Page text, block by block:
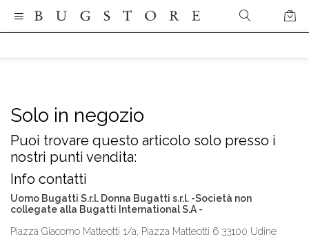
Solo in negozio
Puoi trovare questo articolo solo presso i
nostri punti vendita:
Info contatti
Uomo Bugatti S.r.l. Donna Bugatti s.r.l. -Società non
collegate alla Bugatti International S.A -
Piazza Giacomo Matteotti 1/a, Piazza Matteotti 6 33100 Udine